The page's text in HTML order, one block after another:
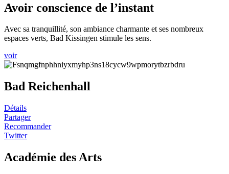
Avoir conscience de l’instant
Avec sa tranquillité, son ambiance charmante et ses nombreux
espaces verts, Bad Kissingen stimule les sens.
voir
Bad Reichenhall
Détails
Partager
Recommander
Twitter
Académie des Arts